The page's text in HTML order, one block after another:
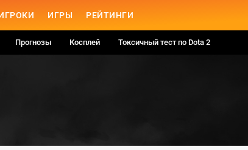
ИГРЫ РЕЙТИНГИ
Прогнозы Косплей Токсичный тест по Dota 2